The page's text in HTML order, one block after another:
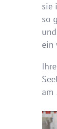
sie
so
ein
am